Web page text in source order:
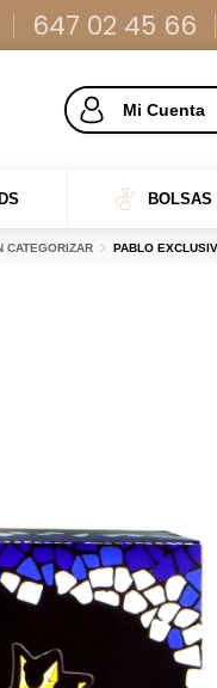
647 02 45 66
Mi Cuenta
BOLSAS
CATEGORIZAR PABLO
PEAR